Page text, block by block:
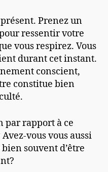
présent. Prenez un
ressentir votre
vous respirez. Vous
durant cet instant.
conscient,
constitue bien
par rapport à ce
vous vous aussi
souvent d’être